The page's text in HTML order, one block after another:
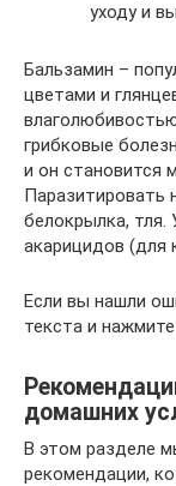
уходу и
Бальзамин –
цветами и
грибковые
и он становится
Паразитировать
белокрылка,
акарицидов (для
Если вы нашли
текста и
домашних
В этом разделе
рекомендации,